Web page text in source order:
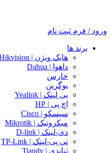
ورود / فرم ثبت نام
برند ها
هایک ویژن | Hikvision
داهوا | Dahua
حارس
یوگرین
یی لینک | Yealink
اچ پی | HP
سیسکو | Cisco
میکروتیک | Mikrotik
دی-لینک | D-link
تی پی-لینک | TP-Link
تیاندی | Tiandy